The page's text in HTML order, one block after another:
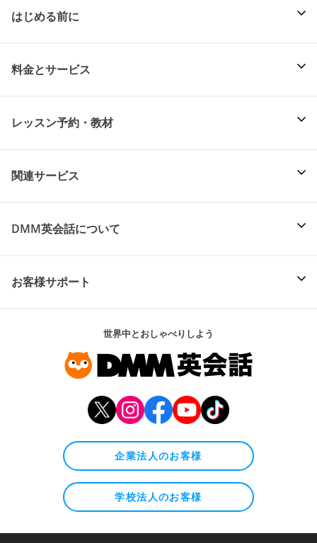
はじめる前に
料金とサービス
レッスン予約・教材
関連サービス
DMM英会話について
お客様サポート
世界中とおしゃべりしよう
企業法人のお客様
学校法人のお客様